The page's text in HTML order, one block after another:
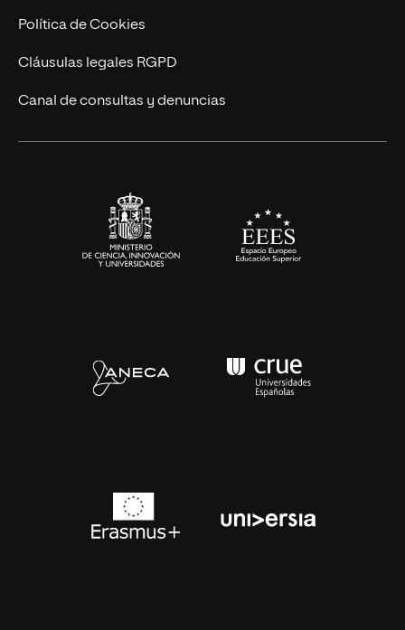
Cursos Universitarios
Actualidad
UNIR Revista
Eventos
Política de Cookies
Cláusulas legales RGPD
Canal de consultas y denuncias